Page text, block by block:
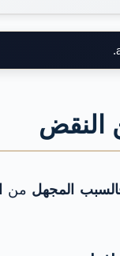
النقض
المجهل من